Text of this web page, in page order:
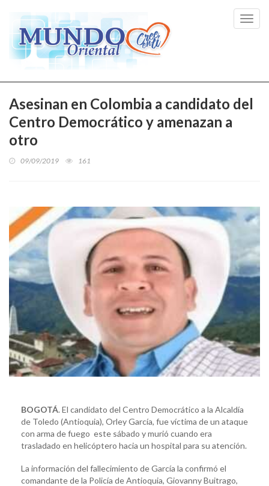
Asesinan en Colombia a candidato del
Centro Democrático y amenazan a
otro
09/09/2019 161
BOGOTÁ. El candidato del Centro Democrático a la Alcaldía
de Toledo (Antioquia), Orley García, fue víctima de un ataque
con arma de fuego este sábado y murió cuando era
trasladado en helicóptero hacia un hospital para su atención.
La información del fallecimiento de García la confirmó el
comandante de la Policía de Antioquia, Giovanny Buitrago,